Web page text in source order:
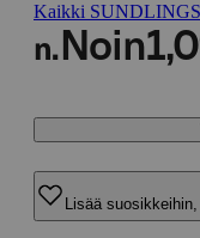
Kaikki
n. Noin
Lisää